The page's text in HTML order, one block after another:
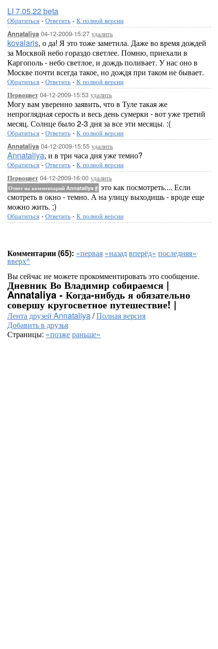
LI 7.05.22 beta
Обратиться - Ответить - К полной версии
Annataliya 04-12-2009-15:27 удалить
kovalaris, о да! Я это тоже заметила. Даже во время дождей
за Москвой небо гораздо светлее. Помню, приехали в
Каргополь - небо светлое, и дождь поливает. У нас оно в
Москве почти всегда такое, но дождя при таком не бывает.
Обратиться - Ответить - К полной версии
Первоцвет04-12-2009-15:53 удалить
Могу вам уверенно заявить, что в Туле такая же
непроглядная серость и весь день сумерки - вот уже третий
месяц. Солнце было 2-3 дня за все эти месяцы. :(
Обратиться - Ответить - К полной версии
Annataliya 04-12-2009-15:55 удалить
Annataliya, и в три часа дня уже темно?
Обратиться - Ответить - К полной версии
Первоцвет04-12-2009-16:00 удалить
Ответ на комментарий Annataliya # это как посмотреть.... Если
смотреть в окно - темно. А на улицу выходишь - вроде еще
можно жить. :)
Обратиться - Ответить - К полной версии
Комментарии (65): «первая «назадвперёд» последняя»
вверх^
Вы сейчас не можете прокомментировать это сообщение.
Дневник Во Владимир собираемся |
Annataliya - Когда-нибудь я обязательно
совершу кругосветное путешествие! |
Лента друзей Annataliya/Полная версия
Добавить в друзья
Страницы: «позжераньше»